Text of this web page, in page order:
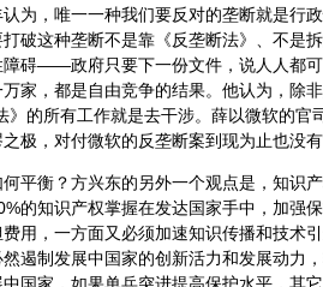
认为，唯一一种我们要反对的垄断就是
破这种垄断不是靠《反垄断法》、不是
障碍——政府只要下一份文件，说人人都
家，都是自由竞争的结果。他认为，除
》的所有工作就是去干涉。薛以微软的
之极，对付微软的反垄断案到现为止也没
平衡？方兴东的另外一个观点是，知识
的知识产权掌握在发达国家手中，加强
用，一方面又必须加速知识传播和技术
遏制发展中国家的创新活力和发展动力